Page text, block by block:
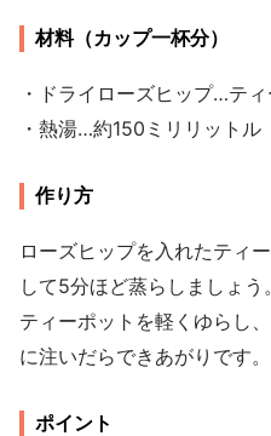
材料（カップ一杯分）
・ドライローズヒップ…テ
・熱湯…約150ミリリットル
作り方
ローズヒップを入れたティ
して5分ほど蒸らしましょう。
ティーポットを軽くゆらし
に注いだらできあがりです。
ポイント